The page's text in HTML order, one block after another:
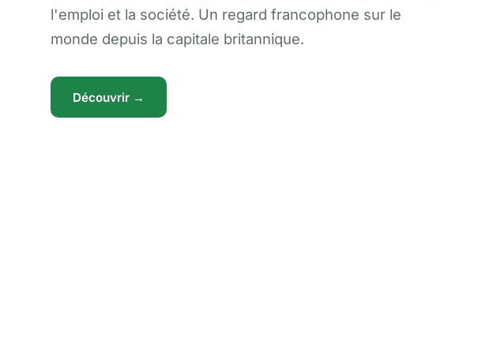
l'emploi et la société. Un regard francophone sur le
monde depuis la capitale britannique.
Découvrir →